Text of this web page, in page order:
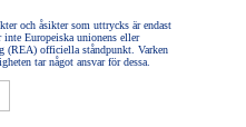
och åsikter som uttrycks är endast
inte Europeiska unionens eller
(REA) officiella ståndpunkt. Varken
tar något ansvar för dessa.